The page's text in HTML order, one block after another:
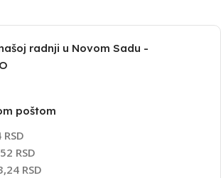
radnji u Novom Sadu -
poštom
RSD
RSD